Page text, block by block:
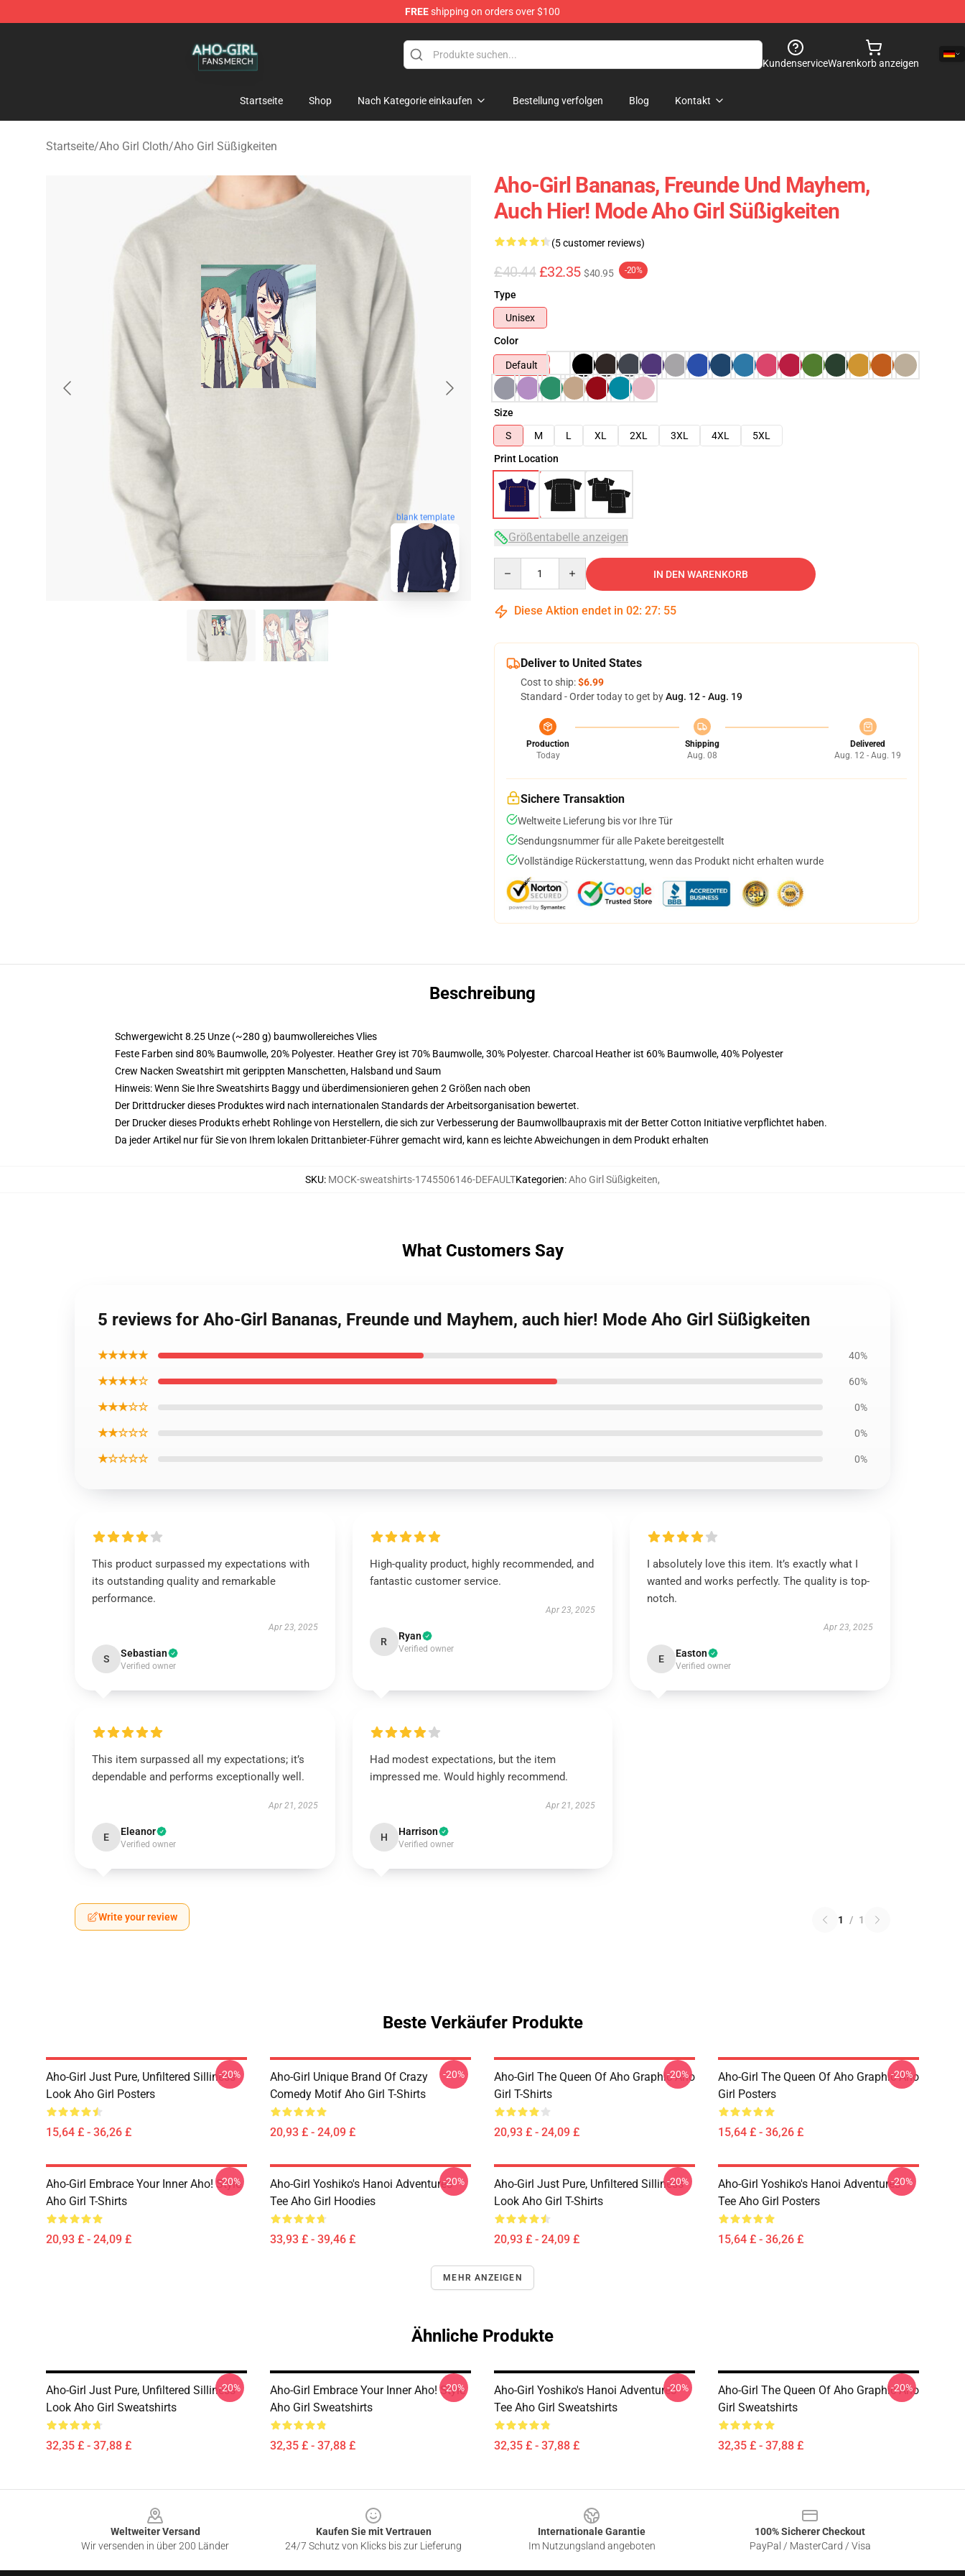
FREEshipping on orders over $100
KundenserviceWarenkorb anzeigen
Startseite Shop Nach Kategorie einkaufen Bestellung verfolgen Blog Kontakt
Startseite/Aho Girl Cloth/Aho Girl Süßigkeiten
blank template
Aho-Girl Bananas, Freunde Und Mayhem,
Auch Hier! Mode Aho Girl Süßigkeiten
(5 customer reviews)
£40.44 £32.35 $40.95 -20%
Type
Unisex
Color
Default
Size
S
M L XL 2XL 3XL 4XL
5XL
Print Location
Größentabelle anzeigen
IN DEN WARENKORB
Diese Aktion endet in 02: 27: 54
Deliver to United States
Cost to ship:$6.99
Standard - Order today to get byAug. 12 - Aug. 19
Production
Today
Shipping
Aug. 08
Delivered
Aug. 12 - Aug. 19
Sichere Transaktion
Weltweite Lieferung bis vor Ihre Tür
Sendungsnummer für alle Pakete bereitgestellt
Vollständige Rückerstattung, wenn das Produkt nicht erhalten wurde
Beschreibung
Schwergewicht 8.25 Unze (~280 g) baumwollereiches Vlies
Feste Farben sind 80% Baumwolle, 20% Polyester. Heather Grey ist 70% Baumwolle, 30% Polyester. Charcoal Heather ist 60% Baumwolle, 40% Polyester
Crew Nacken Sweatshirt mit gerippten Manschetten, Halsband und Saum
Hinweis: Wenn Sie Ihre Sweatshirts Baggy und überdimensionieren gehen 2 Größen nach oben
Der Drittdrucker dieses Produktes wird nach internationalen Standards der Arbeitsorganisation bewertet.
Der Drucker dieses Produkts erhebt Rohlinge von Herstellern, die sich zur Verbesserung der Baumwollbaupraxis mit der Better Cotton Initiative verpflichtet haben.
Da jeder Artikel nur für Sie von Ihrem lokalen Drittanbieter-Führer gemacht wird, kann es leichte Abweichungen in dem Produkt erhalten
SKU: MOCK-sweatshirts-1745506146-DEFAULTKategorien:Aho Girl Süßigkeiten,
What Customers Say
5 reviews for Aho-Girl Bananas, Freunde und Mayhem, auch hier! Mode Aho Girl Süßigkeiten
★★★★★ 40%
★★★★☆ 60%
★★★☆☆ 0%
★★☆☆☆ 0%
★☆☆☆☆ 0%
This product surpassed my expectations with
its outstanding quality and remarkable
performance.
Apr 23, 2025
S Sebastian
Verified owner
High-quality product, highly recommended, and
fantastic customer service.
Apr 23, 2025
R Ryan
Verified owner
I absolutely love this item. It’s exactly what I
wanted and works perfectly. The quality is top-
notch.
Apr 23, 2025
E Easton
Verified owner
This item surpassed all my expectations; it’s
dependable and performs exceptionally well.
Apr 21, 2025
E Eleanor
Verified owner
Had modest expectations, but the item
impressed me. Would highly recommend.
Apr 21, 2025
H Harrison
Verified owner
Write your review 1 / 1
Beste Verkäufer Produkte
Aho-Girl Just Pure, Unfiltered Silliness
Look Aho Girl Posters
15,64 £ - 36,26 £
-20%
Aho-Girl Unique Brand Of Crazy
Comedy Motif Aho Girl T-Shirts
20,93 £ - 24,09 £
-20%
Aho-Girl The Queen Of Aho Graphic Aho
Girl T-Shirts
20,93 £ - 24,09 £
-20%
Aho-Girl The Queen Of Aho Graphic Aho
Girl Posters
15,64 £ - 36,26 £
-20%
Aho-Girl Embrace Your Inner Aho! Style
Aho Girl T-Shirts
20,93 £ - 24,09 £
-20%
Aho-Girl Yoshiko's Hanoi Adventures
Tee Aho Girl Hoodies
33,93 £ - 39,46 £
-20%
Aho-Girl Just Pure, Unfiltered Silliness
Look Aho Girl T-Shirts
20,93 £ - 24,09 £
-20%
Aho-Girl Yoshiko's Hanoi Adventures
Tee Aho Girl Posters
15,64 £ - 36,26 £
-20%
MEHR ANZEIGEN
Ähnliche Produkte
Aho-Girl Just Pure, Unfiltered Silliness
Look Aho Girl Sweatshirts
32,35 £ - 37,88 £
-20%
Aho-Girl Embrace Your Inner Aho! Style
Aho Girl Sweatshirts
32,35 £ - 37,88 £
-20%
Aho-Girl Yoshiko's Hanoi Adventures
Tee Aho Girl Sweatshirts
32,35 £ - 37,88 £
-20%
Aho-Girl The Queen Of Aho Graphic Aho
Girl Sweatshirts
32,35 £ - 37,88 £
-20%
Weltweiter Versand
Wir versenden in über 200 Länder
Kaufen Sie mit Vertrauen
24/7 Schutz von Klicks bis zur Lieferung
Internationale Garantie
Im Nutzungsland angeboten
100% Sicherer Checkout
PayPal / MasterCard / Visa